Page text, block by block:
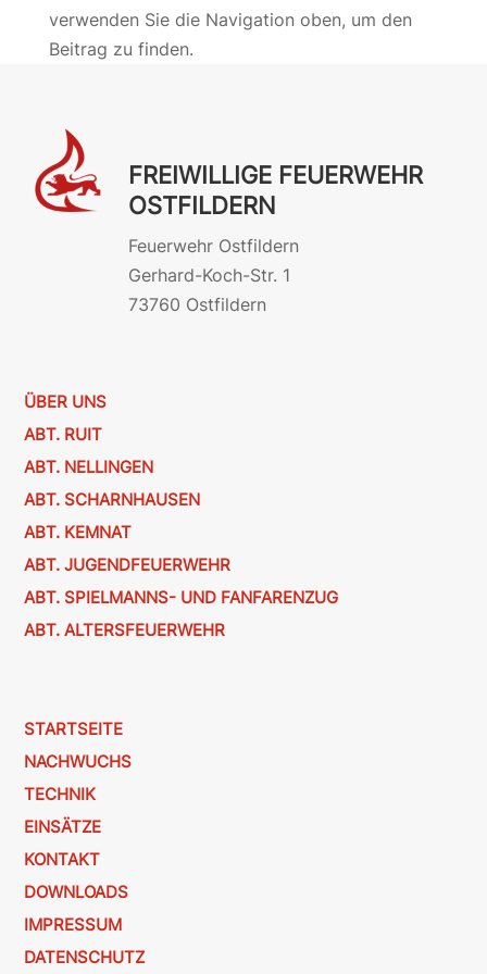
verwenden Sie die Navigation oben, um den
Beitrag zu finden.
FREIWILLIGE FEUERWEHR
OSTFILDERN
Feuerwehr Ostfildern
Gerhard-Koch-Str. 1
73760 Ostfildern
ÜBER UNS
ABT. RUIT
ABT. NELLINGEN
ABT. SCHARNHAUSEN
ABT. KEMNAT
ABT. JUGENDFEUERWEHR
ABT. SPIELMANNS- UND FANFARENZUG
ABT. ALTERSFEUERWEHR
STARTSEITE
NACHWUCHS
TECHNIK
EINSÄTZE
KONTAKT
DOWNLOADS
IMPRESSUM
DATENSCHUTZ